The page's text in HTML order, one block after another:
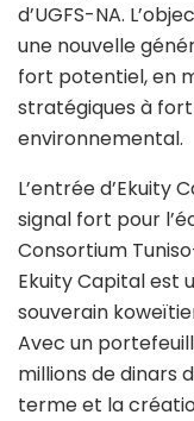
d’UGFS-NA.
une nouvelle
fort potentiel, en
stratégiques à
environnemental.
L’entrée d’Ekuity
signal fort pour
Consortium
Ekuity Capital est
souverain
Avec un
millions de dinars
terme et la